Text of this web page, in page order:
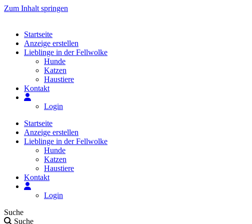
Zum Inhalt springen
Startseite
Anzeige erstellen
Lieblinge in der Fellwolke
Hunde
Katzen
Haustiere
Kontakt
Login
Startseite
Anzeige erstellen
Lieblinge in der Fellwolke
Hunde
Katzen
Haustiere
Kontakt
Login
Suche
Suche